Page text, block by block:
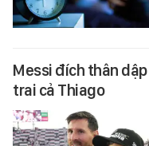
Messi đích thân
trai cả Thiago